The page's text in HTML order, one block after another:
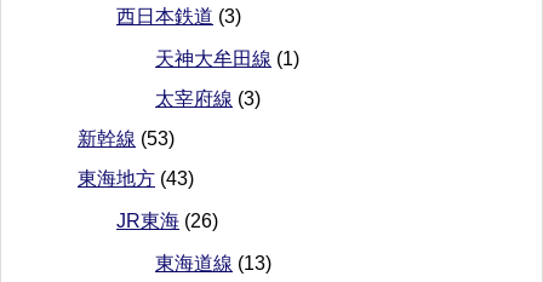
西日本鉄道 (3)
天神大牟田線 (1)
太宰府線 (3)
新幹線 (53)
東海地方 (43)
JR東海 (26)
東海道線 (13)